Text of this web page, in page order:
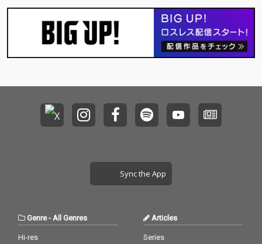
Sync the App
Genre-All Genres
Hi-res
Articles
Series